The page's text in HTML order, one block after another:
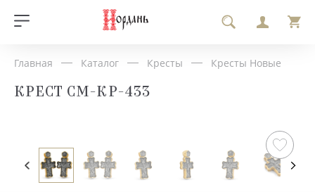
Главная Каталог Кресты Кресты Новые
КРЕСТ СМ-КР-433